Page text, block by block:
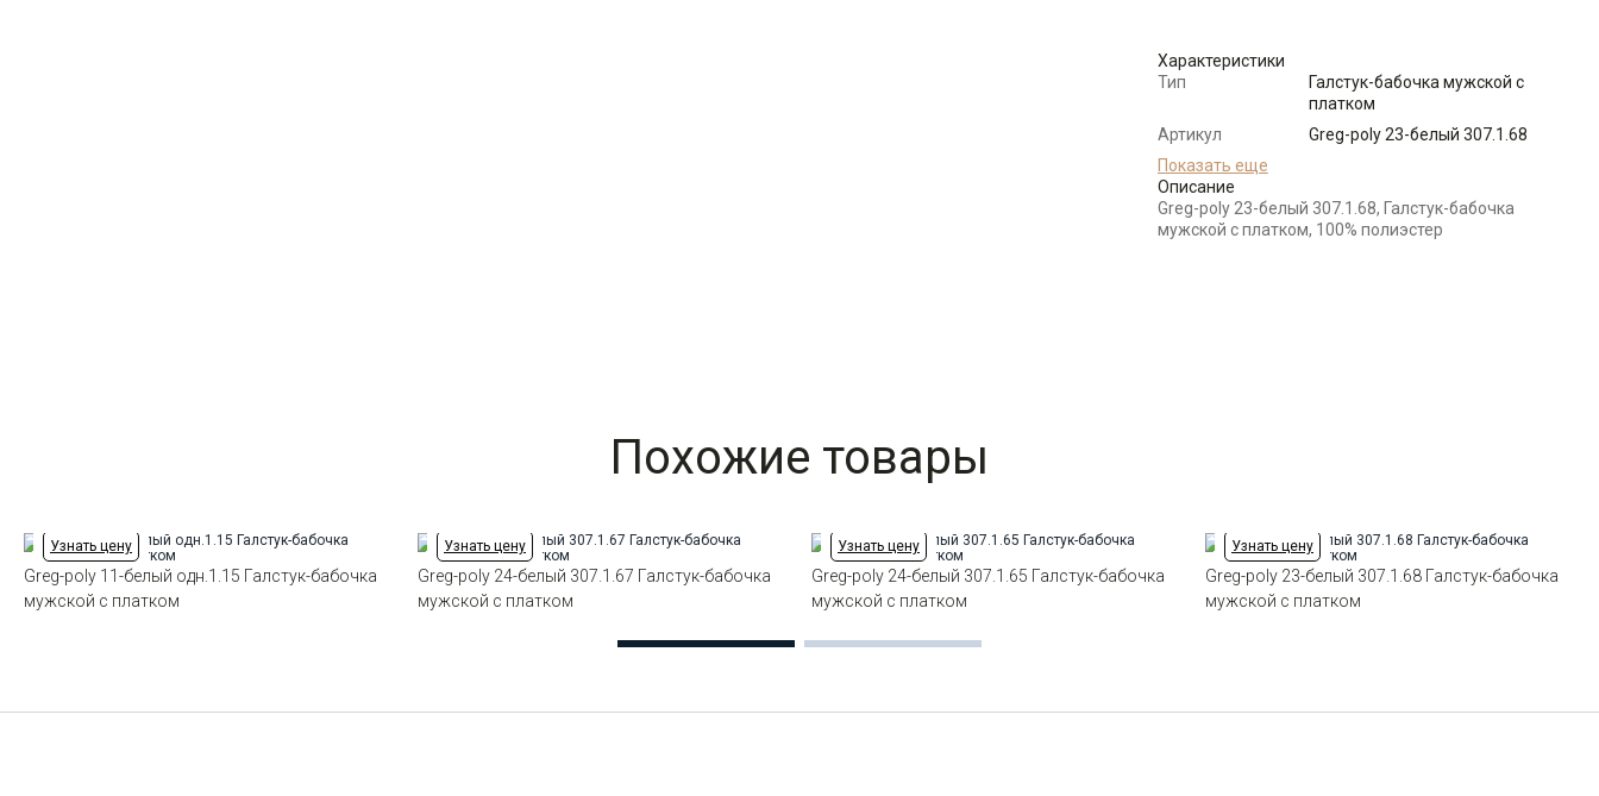
Характеристики
Тип
Галстук-бабочка мужской с
платком
Артикул
Greg-poly 23-белый 307.1.68
Состав
сырья
Бренд
GREG
Показать еще
Описание
Greg-poly 23-белый 307.1.68, Галстук-бабочка
мужской с платком, 100% полиэстер
Похожие товары
Узнать цену
Greg-poly 11-белый одн.1.15 Галстук-бабочка
мужской с платком
Узнать цену
Greg-poly 24-белый 307.1.67 Галстук-бабочка
мужской с платком
Узнать цену
Greg-poly 24-белый 307.1.65 Галстук-бабочка
мужской с платком
Узнать цену
Greg-poly 23-белый 307.1.68 Галстук-бабочка
мужской с платком